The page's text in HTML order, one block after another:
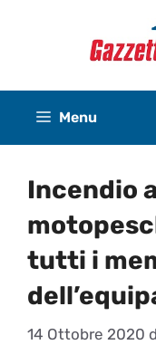
Menu
Incendio
tutti i
14 Ottobre 2020